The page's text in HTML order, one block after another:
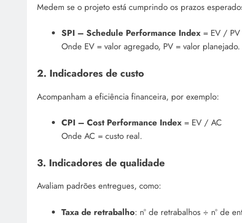
Medem se o projeto está cumprindo os prazos
SPI – Schedule Performance Index= EV / PV
Onde EV = valor agregado, PV = valor planejado.
2. Indicadores de custo
Acompanham a eficiência financeira, por exemplo:
CPI – Cost Performance Index= EV / AC
Onde AC = custo real.
3. Indicadores de qualidade
Avaliam padrões entregues, como:
Taxa de retrabalho: nº de retrabalhos ÷ nº de